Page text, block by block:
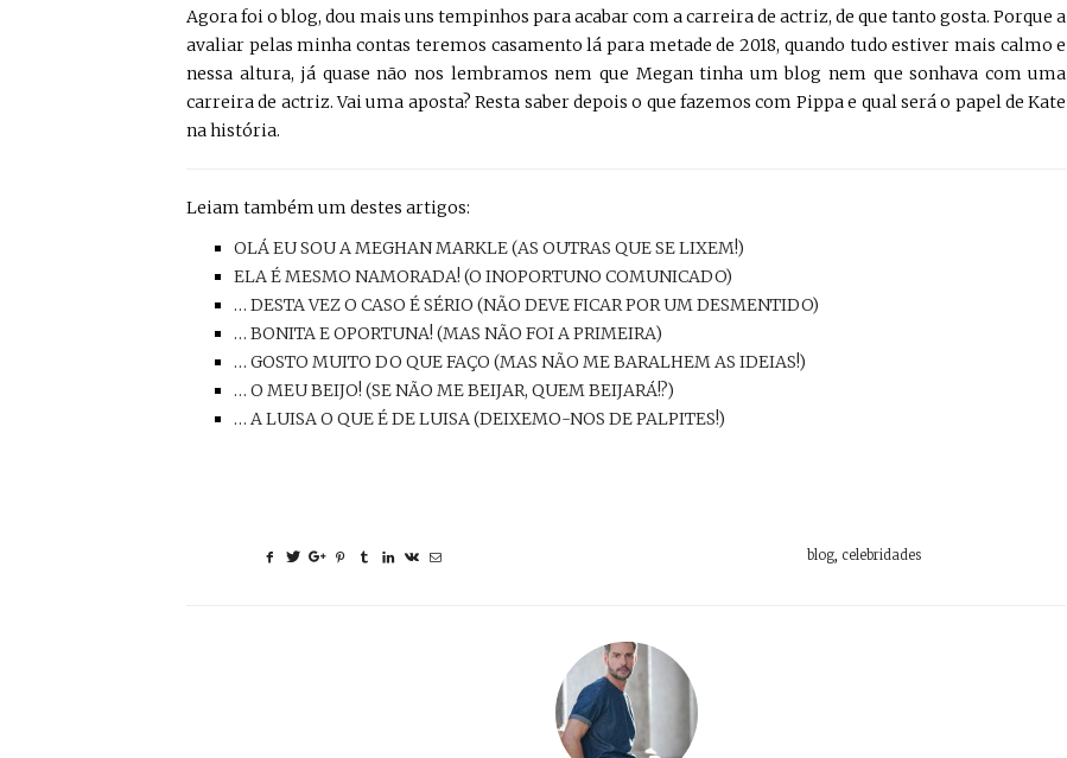
Agora foi o blog, dou mais uns tempinhos para acabar com a carreira de actriz, de que tanto gosta. Porque a
avaliar pelas minha contas teremos casamento lá para metade de 2018, quando tudo estiver mais calmo e
nessa altura, já quase não nos lembramos nem que Megan tinha um blog nem que sonhava com uma
carreira de actriz. Vai uma aposta? Resta saber depois o que fazemos com Pippa e qual será o papel de Kate
na história.
Leiam também um destes artigos:
OLÁ EU SOU A MEGHAN MARKLE (AS OUTRAS QUE SE LIXEM!)
ELA É MESMO NAMORADA! (O INOPORTUNO COMUNICADO)
… DESTA VEZ O CASO É SÉRIO (NÃO DEVE FICAR POR UM DESMENTIDO)
… BONITA E OPORTUNA! (MAS NÃO FOI A PRIMEIRA)
… GOSTO MUITO DO QUE FAÇO (MAS NÃO ME BARALHEM AS IDEIAS!)
… O MEU BEIJO! (SE NÃO ME BEIJAR, QUEM BEIJARÁ!?)
… A LUISA O QUE É DE LUISA (DEIXEMO-NOS DE PALPITES!)
blog, celebridades